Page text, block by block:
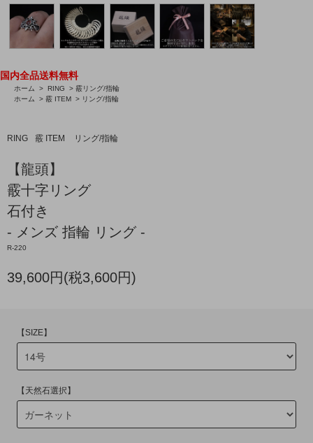
国内全品送料無料
ホーム > RING > 霰リング/指輪
ホーム
> 霰 ITEM > リング/指輪
RING 霰 ITEM リング/指輪
【龍頭】
霰十字リング
石付き
- メンズ 指輪 リング -
R-220
39,600円(税3,600円)
【SIZE】
【天然石選択】